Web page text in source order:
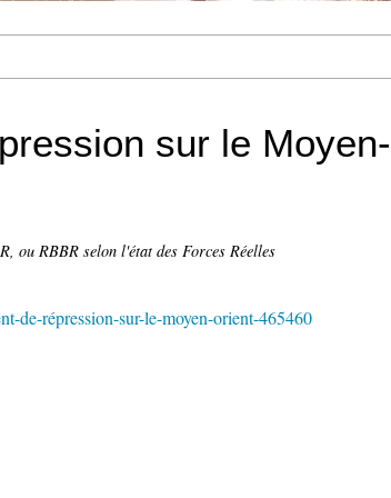
sur le Moyen-
ou RBBR selon l'état des Forces Réelles
de-répression-sur-le-moyen-orient-465460